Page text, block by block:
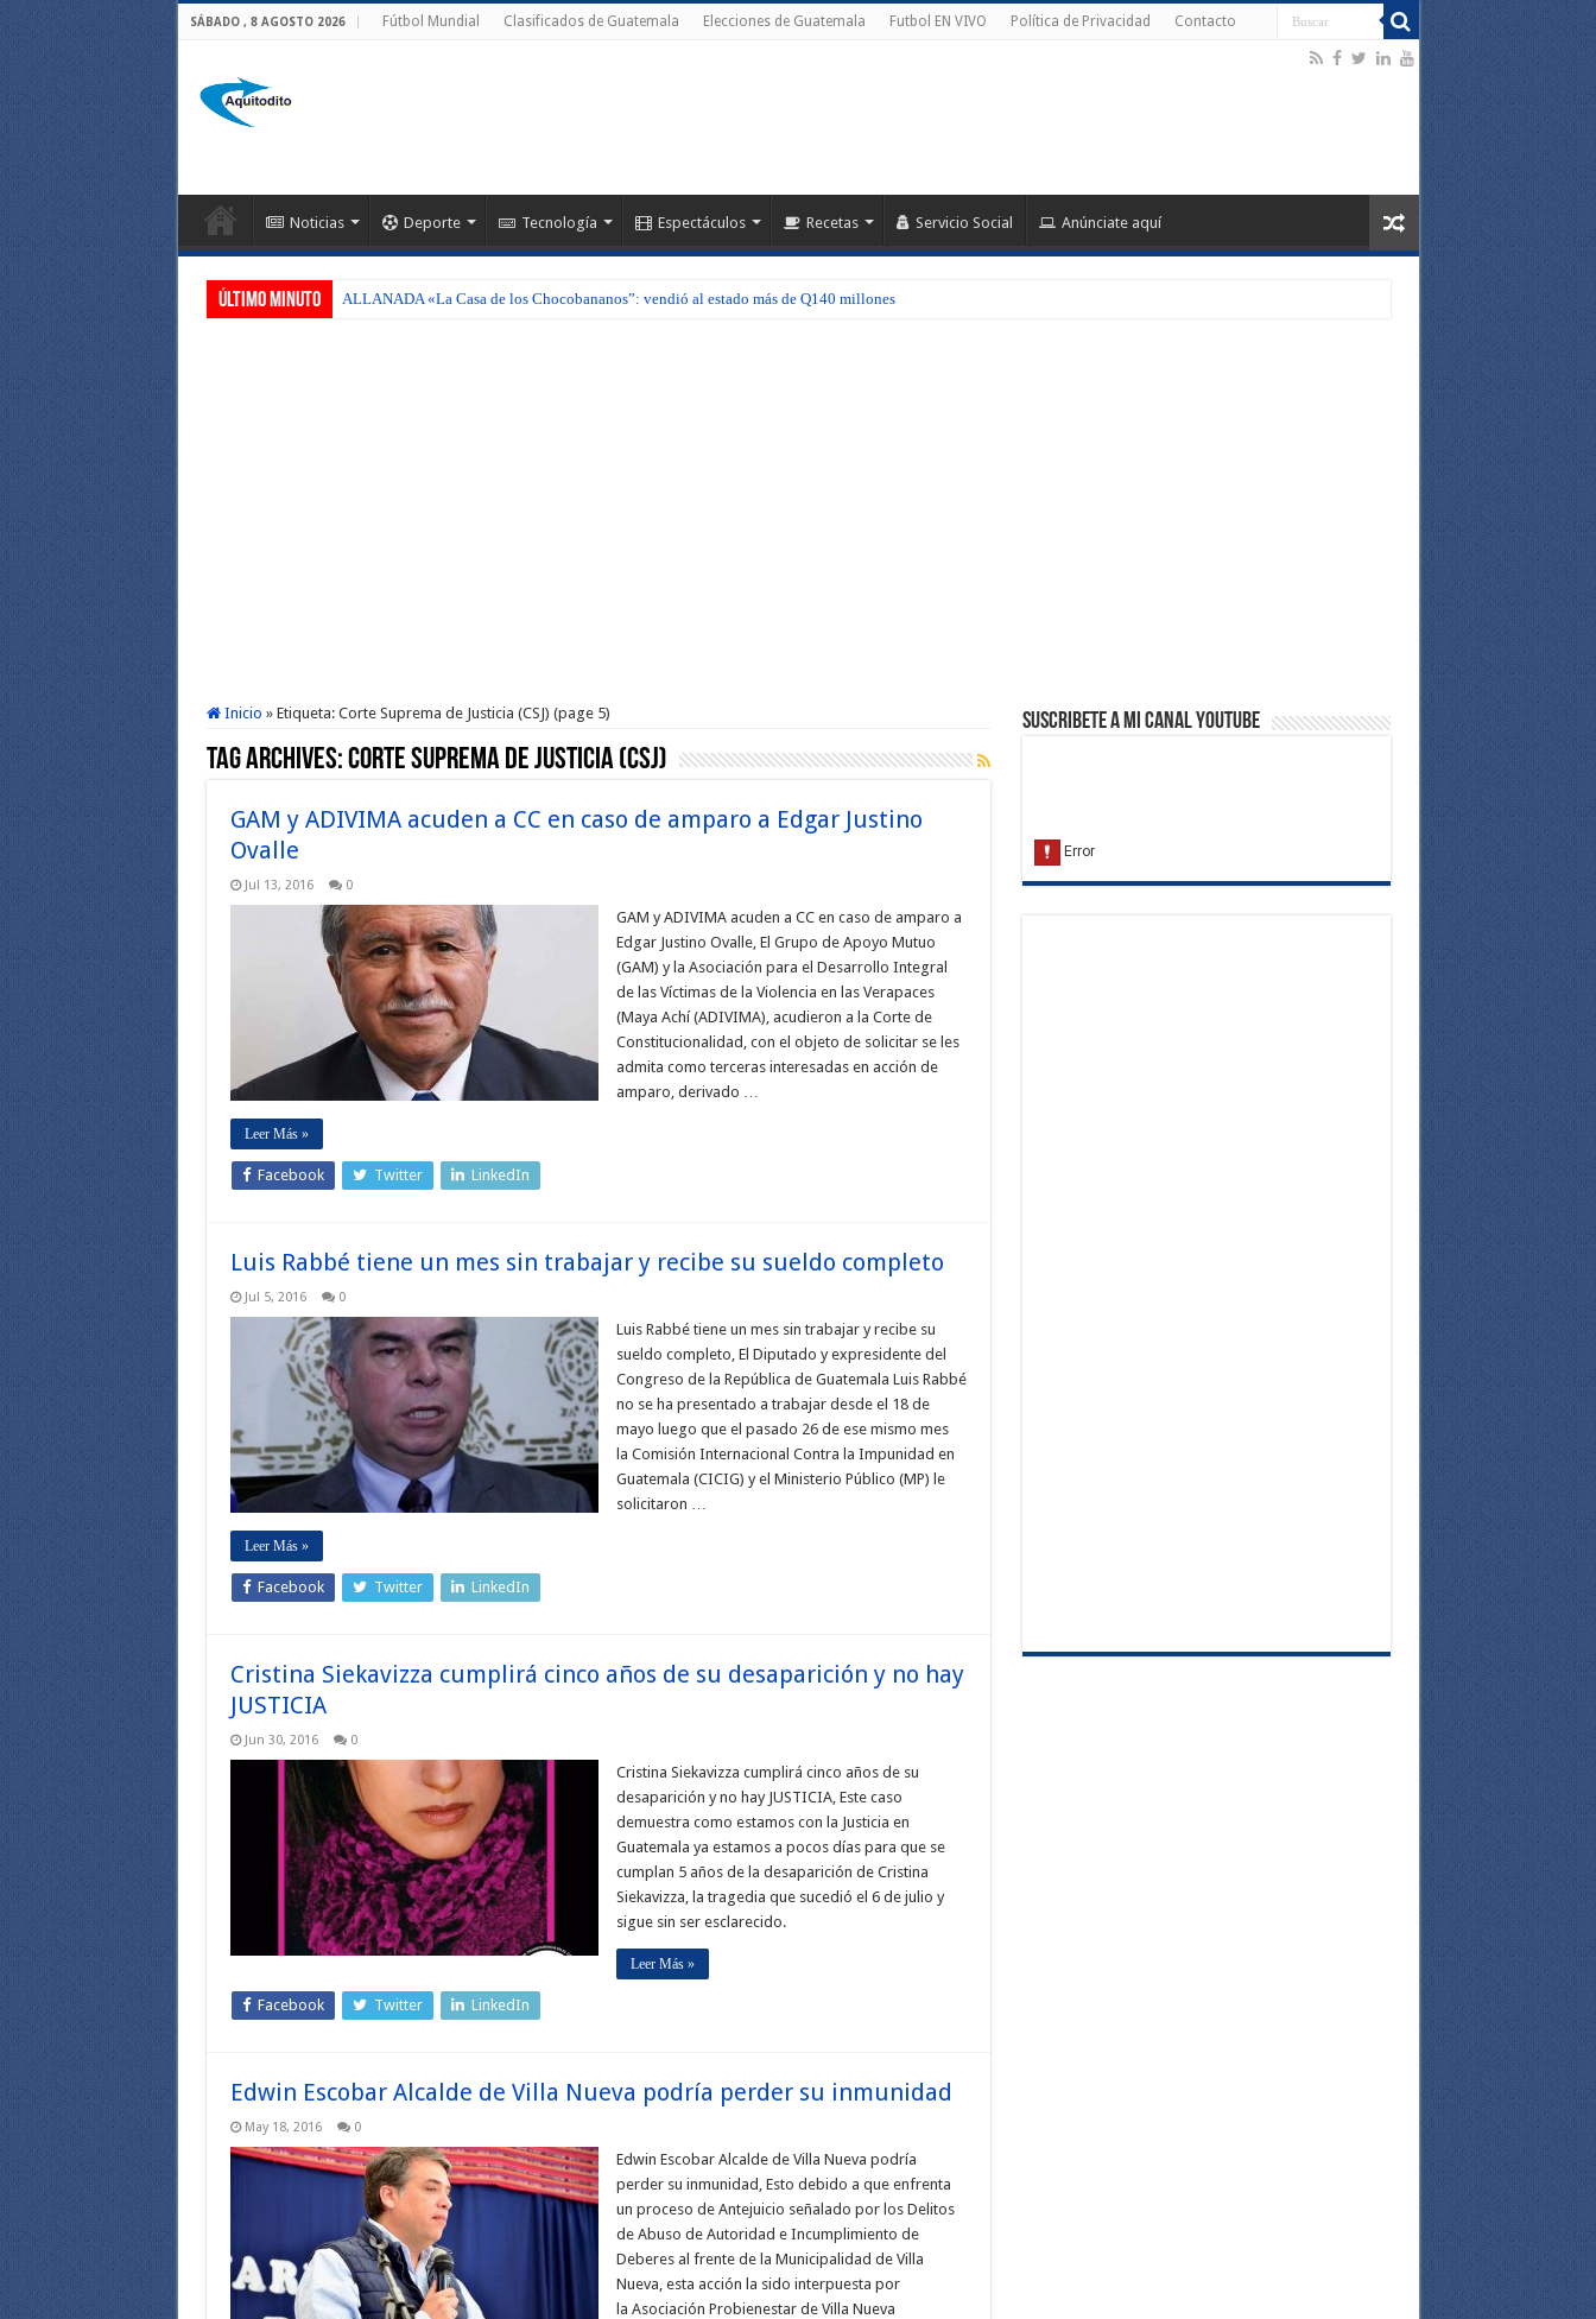
SÁBADO , 8 AGOSTO 2026 Fútbol Mundial Clasificados de Guatemala Elecciones de Guatemala Futbol EN VIVO Política de Privacidad Contacto
Noticias Deporte Tecnología Espectáculos Recetas Servicio Social Anúnciate aquí
Último Minuto ALLANADA «La Casa de los Chocobananos”: vendió al estado más de Q140 millones
Inicio » Etiqueta: Corte Suprema de Justicia (CSJ) (page 5)
Tag Archives:Corte Suprema de Justicia (CSJ)
GAM y ADIVIMA acuden a CC en caso de amparo a Edgar Justino
Ovalle
Jul 13, 2016 0
GAM y ADIVIMA acuden a CC en caso de amparo a
Edgar Justino Ovalle, El Grupo de Apoyo Mutuo
(GAM) y la Asociación para el Desarrollo Integral
de las Víctimas de la Violencia en las Verapaces
(Maya Achí (ADIVIMA), acudieron a la Corte de
Constitucionalidad, con el objeto de solicitar se les
admita como terceras interesadas en acción de
amparo, derivado …
Leer Más »
Facebook Twitter LinkedIn
Luis Rabbé tiene un mes sin trabajar y recibe su sueldo completo
Jul 5, 2016 0
Luis Rabbé tiene un mes sin trabajar y recibe su
sueldo completo, El Diputado y expresidente del
Congreso de la República de Guatemala Luis Rabbé
no se ha presentado a trabajar desde el 18 de
mayo luego que el pasado 26 de ese mismo mes
la Comisión Internacional Contra la Impunidad en
Guatemala (CICIG) y el Ministerio Público (MP) le
solicitaron …
Leer Más »
Facebook Twitter LinkedIn
Cristina Siekavizza cumplirá cinco años de su desaparición y no hay
JUSTICIA
Jun 30, 2016 0
Cristina Siekavizza cumplirá cinco años de su
desaparición y no hay JUSTICIA, Este caso
demuestra como estamos con la Justicia en
Guatemala ya estamos a pocos días para que se
cumplan 5 años de la desaparición de Cristina
Siekavizza, la tragedia que sucedió el 6 de julio y
sigue sin ser esclarecido.
Leer Más »
Facebook Twitter LinkedIn
Edwin Escobar Alcalde de Villa Nueva podría perder su inmunidad
May 18, 2016 0
Edwin Escobar Alcalde de Villa Nueva podría
perder su inmunidad, Esto debido a que enfrenta
un proceso de Antejuicio señalado por los Delitos
de Abuso de Autoridad e Incumplimiento de
Deberes al frente de la Municipalidad de Villa
Nueva, esta acción la sido interpuesta por
la Asociación Probienestar de Villa Nueva
Suscribete a Mi Canal Youtube